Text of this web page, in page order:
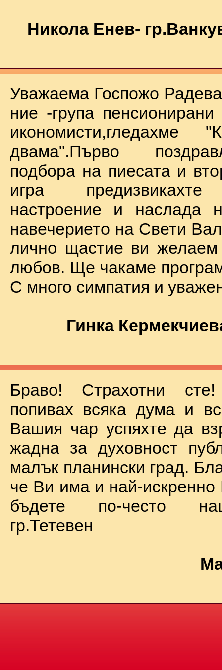
Никола Енев-
Уважаема Госпожо
ние -група
икономисти,гледахме
двама".Първо
подбора на пиесата и
игра
настроение и наслада
навечерието на Свети
лично щастие ви желаем
любов. Ще чакаме
С много симпатия и
Гинка
Браво! Страхотни
попивах всяка дума и
Вашия чар успяхте да
жадна за духовност
малък планински град.
че Ви има и най-
бъдете по-често
гр.Тетевен